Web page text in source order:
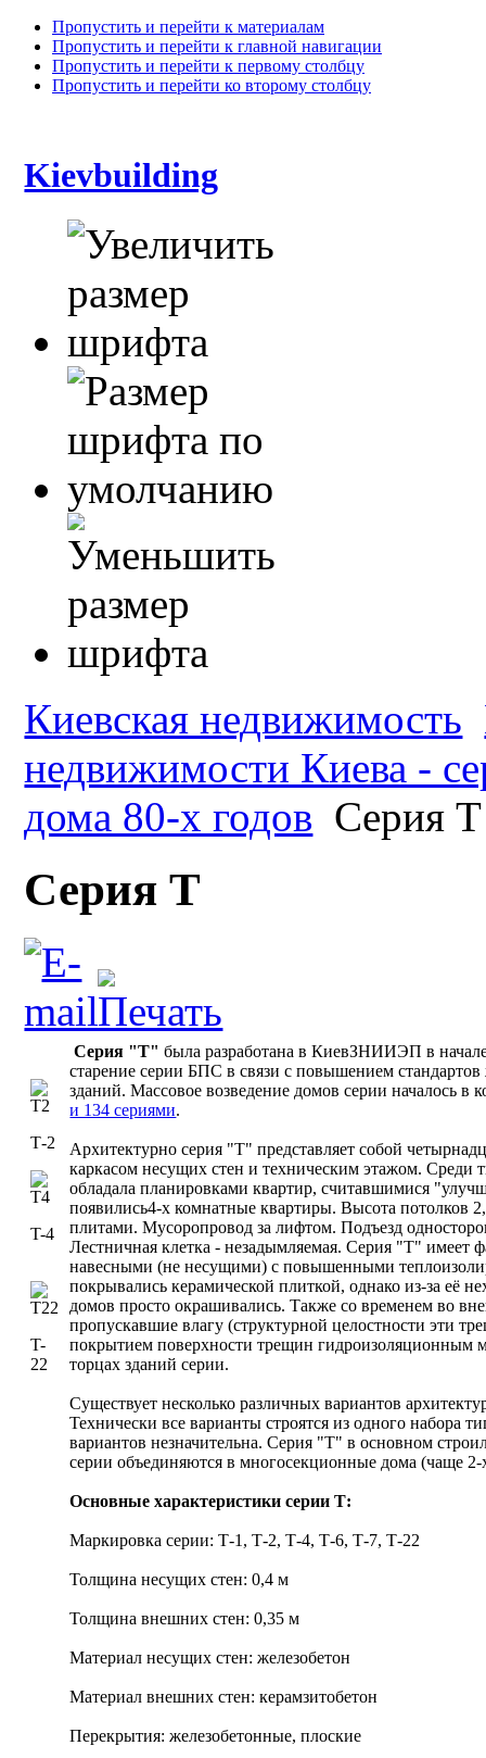
Пропустить и перейти к материалам
Пропустить и перейти к главной навигации
Пропустить и перейти к первому столбцу
Пропустить и перейти ко второму столбцу
Kievbuilding
Киевская недвижимость
недвижимости Киева -
дома 80-х годов Серия Т
Серия Т
Т-2
T-4
T-
22
Серия "Т" была разработана в КиевЗНИИЭП в
старение серии БПС в связи с повышением
зданий. Массовое возведение домов серии началось
и 134 сериями.
Архитектурно серия "Т" представляет собой
каркасом несущих стен и техническим этажом.
обладала планировками квартир, считавшимися
появились4-х комнатные квартиры. Высота потолков
плитами. Мусоропровод за лифтом. Подъезд
Лестничная клетка - незадымляемая. Серия "Т" имеет
навесными (не несущими) с повышенными
покрывались керамической плиткой, однако из-за её
домов просто окрашивались. Также со временем во
пропускавшие влагу (структурной целостности эти
покрытием поверхности трещин гидроизоляционным
торцах зданий серии.
Существует несколько различных вариантов
Технически все варианты строятся из одного набора
вариантов незначительна. Серия "Т" в основном
серии объединяются в многосекционные дома (чаще
Основные характеристики серии Т:
Маркировка серии: Т-1, Т-2, Т-4, Т-6, Т-7, Т-22
Толщина несущих стен: 0,4 м
Толщина внешних стен: 0,35 м
Материал несущих стен: железобетон
Материал внешних стен: керамзитобетон
Перекрытия: железобетонные, плоские